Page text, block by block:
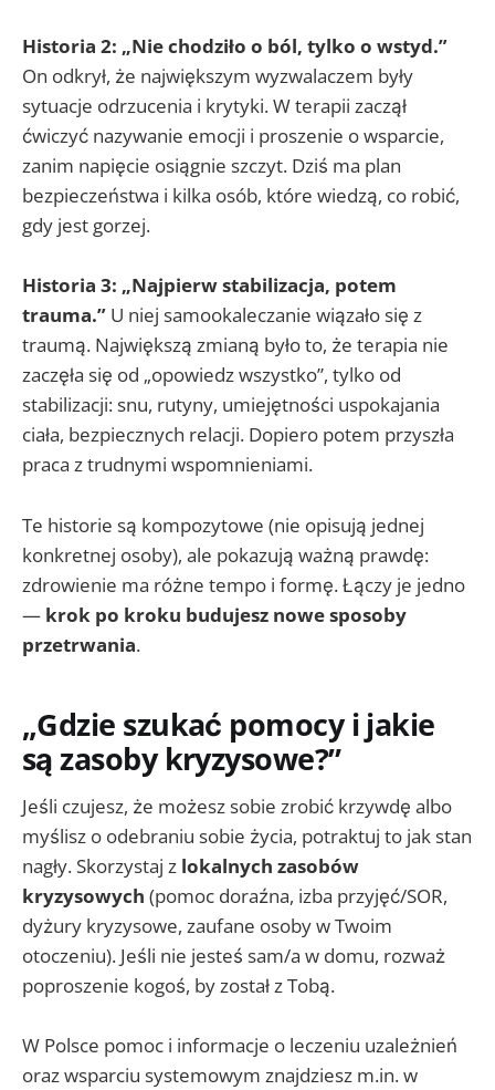
Historia 2: „Nie chodziło o ból, tylko o wstyd.”
On odkrył, że największym wyzwalaczem były
sytuacje odrzucenia i krytyki. W terapii zaczął
ćwiczyć nazywanie emocji i proszenie o wsparcie,
zanim napięcie osiągnie szczyt. Dziś ma plan
bezpieczeństwa i kilka osób, które wiedzą, co robić,
gdy jest gorzej.
Historia 3: „Najpierw stabilizacja, potem
trauma.” U niej samookaleczanie wiązało się z
traumą. Największą zmianą było to, że terapia nie
zaczęła się od „opowiedz wszystko”, tylko od
stabilizacji: snu, rutyny, umiejętności uspokajania
ciała, bezpiecznych relacji. Dopiero potem przyszła
praca z trudnymi wspomnieniami.
Te historie są kompozytowe (nie opisują jednej
konkretnej osoby), ale pokazują ważną prawdę:
zdrowienie ma różne tempo i formę. Łączy je jedno
— krok po kroku budujesz nowe sposoby
przetrwania.
„Gdzie szukać pomocy i jakie
są zasoby kryzysowe?”
Jeśli czujesz, że możesz sobie zrobić krzywdę albo
myślisz o odebraniu sobie życia, potraktuj to jak stan
nagły. Skorzystaj z lokalnych zasobów
kryzysowych (pomoc doraźna, izba przyjęć/SOR,
dyżury kryzysowe, zaufane osoby w Twoim
otoczeniu). Jeśli nie jesteś sam/a w domu, rozważ
poproszenie kogoś, by został z Tobą.
W Polsce pomoc i informacje o leczeniu uzależnień
oraz wsparciu systemowym znajdziesz m.in. w